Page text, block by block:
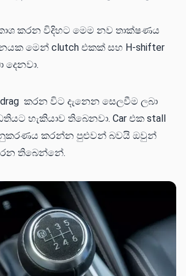
කරන විදිහට මෙම නව තාක්ෂණය
මෙන් clutch එකක් සහ H-shifter
දෙනවා.
කරන විට දැනෙන සෙලවීම ලබා
හැකියාව තිබෙනවා. Car එක stall
කරන්න පුළුවන් බවයි ඔවුන්
තිබෙන්නේ.